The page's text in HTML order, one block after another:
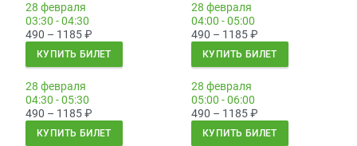
28 февраля
03:30 - 04:30
490 – 1185₽
КУПИТЬ БИЛЕТ
28 февраля
04:00 - 05:00
490 – 1185₽
КУПИТЬ БИЛЕТ
28 февраля
04:30 - 05:30
490 – 1185₽
КУПИТЬ БИЛЕТ
28 февраля
05:00 - 06:00
490 – 1185₽
КУПИТЬ БИЛЕТ